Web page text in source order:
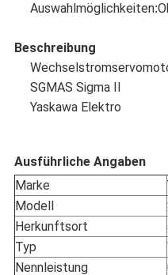
Auswahlmöglichkeiten:
Beschreibung
SGMAS Sigma II
Yaskawa Elektro
Ausführliche Angaben
Marke
Modell
Herkunftsort
Typ
Nennleistung